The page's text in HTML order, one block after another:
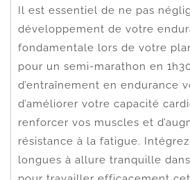
Il est essentiel de ne pas
développement de votre
fondamentale lors de votre
pour un semi-marathon en
d’entraînement en endurance
d’améliorer votre capacité
renforcer vos muscles et
résistance à la fatigue.
longues à allure tranquille